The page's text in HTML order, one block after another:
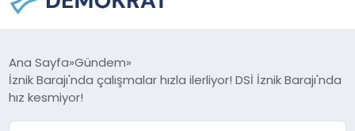
GÜNDEM
EKONOMI
Ana Sayfa Gündem
İznik Barajı'nda çalışmalar hızla ilerliyor! DSİ İznik Barajı'nda
hız kesmiyor!